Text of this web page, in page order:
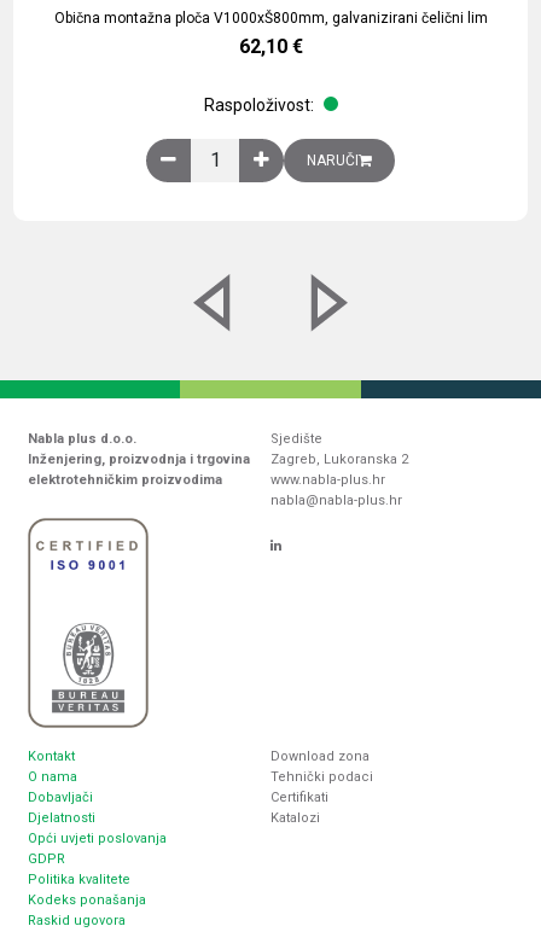
Obična montažna ploča V1000xŠ800mm, galvanizirani čelični lim
62,10 €
Raspoloživost:
Obična montažna ploča V1000xŠ800mm,
NARUČI
Nabla plus d.o.o.
Inženjering, proizvodnja i trgovina
elektrotehničkim proizvodima
Sjedište
Zagreb, Lukoranska 2
www.nabla-plus.hr
nabla@nabla-plus.hr
Kontakt
O nama
Dobavljači
Djelatnosti
Opći uvjeti poslovanja
GDPR
Politika kvalitete
Kodeks ponašanja
Raskid ugovora
Download zona
Tehnički podaci
Certifikati
Katalozi